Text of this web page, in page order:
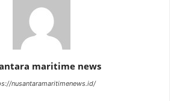
maritime news
nusantaramaritimenews.id/